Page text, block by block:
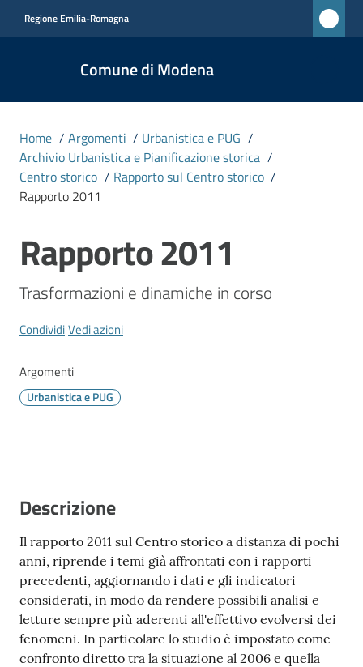
Regione Emilia-Romagna
Comune di Modena
Modena
CIVICA
MONET
Servizi
Vivere
Modena
Menu selezionato
Seguici
su
Home / Argomenti / Urbanistica e PUG /
Archivio Urbanistica e Pianificazione storica /
Centro storico / Rapporto sul Centro storico /
Rapporto 2011
Salta al contenuto
Rapporto 2011
Trasformazioni e dinamiche in corso
CondividiVedi azioni
Argomenti
Urbanistica e PUG
Descrizione
Il rapporto 2011 sul Centro storico a distanza di pochi
anni, riprende i temi già affrontati con i rapporti
precedenti, aggiornando i dati e gli indicatori
considerati, in modo da rendere possibili analisi e
letture sempre più aderenti all'effettivo evolversi dei
fenomeni. In particolare lo studio è impostato come
confronto diretto tra la situazione al 2006 e quella